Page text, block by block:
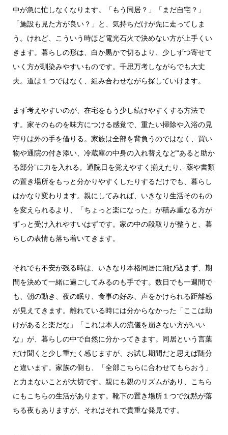
中が急に忙しなくなります。「もう同居？」「まだ自宅？」
「施設も見た方が良い？」と、気持ちだけが先に走ってしま
う。けれど、こういう時ほど電光石火で決めない方が上手くい
きます。暮らしの形は、白か黒かで切るより、少しずつ寄せて
いく方が馴染みやすいものです。千思万考しながらでも大丈
夫。道は１つではなく、組み合わせながら探していけます。
まず考えやすいのが、在宅をもう少し続けやすくする方法で
す。家そのものを味方につける感覚で、重たい掃除や入浴の見
守りは外の手を借りる。家族は全部を背負うのではなく、買い
物や通院の付き添い、冷蔵庫の中身の入れ替えなど“あると助か
る部分”に力を入れる。通院日を覚えやすく揃えたり、薬や書類
の置き場所をもっと分かりやすくしたりするだけでも、暮らし
はかなり変わります。親にしてみれば、いきなり生活そのもの
を変えられるより、「ちょっと楽になった」が積み重なる方が
ずっと受け入れやすいはずです。家の中の段取りが整うと、暮
らしの表情も落ち着いてきます。
それでも不安が残る時は、いきなり本格同居に飛び込まず、期
間を決めて一緒に過ごしてみるのも手です。数日でも一週間で
も、朝の動き、夜の眠り、食事の好み、声をかけられる距離感
が見えてきます。離れている時には分からなかった「ここは助
けがあると楽だな」「これは本人の流儀を崩さない方がいい
な」が、暮らしの中で自然に分かってきます。同居という言葉
だけ聞くと少し重たく感じますが、お試し期間だと思えば随分
と違います。家族の側も、「全部こちらに合わせてもらおう」
と力まないことが大切です。親にも親のリズムがあり、こちら
にもこちらの生活があります。靴下の置き場所１つで沈黙が落
ちる夜もありますが、それはそれで貴重な発見です。